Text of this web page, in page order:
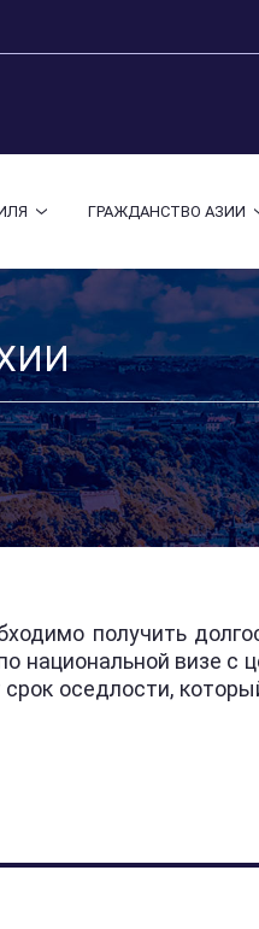
ГРАЖДАНСТВО АЗИИ
получить
национальной визе с
оседлости,